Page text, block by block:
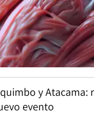
y Atacama:
evento